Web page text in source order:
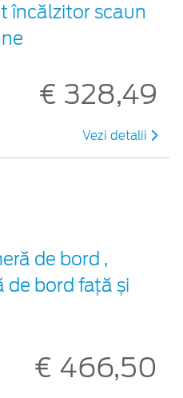
încălzitor scaun
€ 328,49
Vezi detalii
de bord ,
de bord față și
€ 466,50